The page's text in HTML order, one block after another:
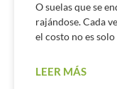
O suelas que se
rajándose. Cada
el costo no es
LEER MÁS